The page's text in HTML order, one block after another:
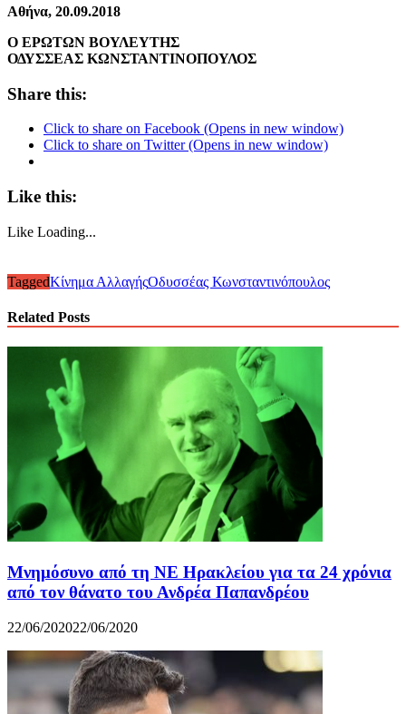
Αθήνα, 20.09.2018
Ο ΕΡΩΤΩΝ ΒΟΥΛΕΥΤΗΣ
ΟΔΥΣΣΕΑΣ ΚΩΝΣΤΑΝΤΙΝΟΠΟΥΛΟΣ
Share this:
Click to share on Facebook (Opens in new window)
Click to share on Twitter (Opens in new window)
Like this:
Like Loading...
TaggedΚίνημα ΑλλαγήςΟδυσσέας Κωνσταντινόπουλος
Related Posts
Μνημόσυνο από τη ΝΕ Ηρακλείου για τα 24 χρόνια
από τον θάνατο του Ανδρέα Παπανδρέου
22/06/202022/06/2020